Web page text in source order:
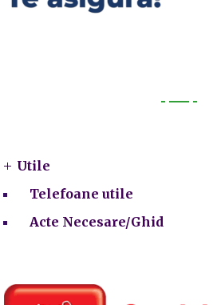
Utile
Telefoane utile
Acte Necesare/Ghid